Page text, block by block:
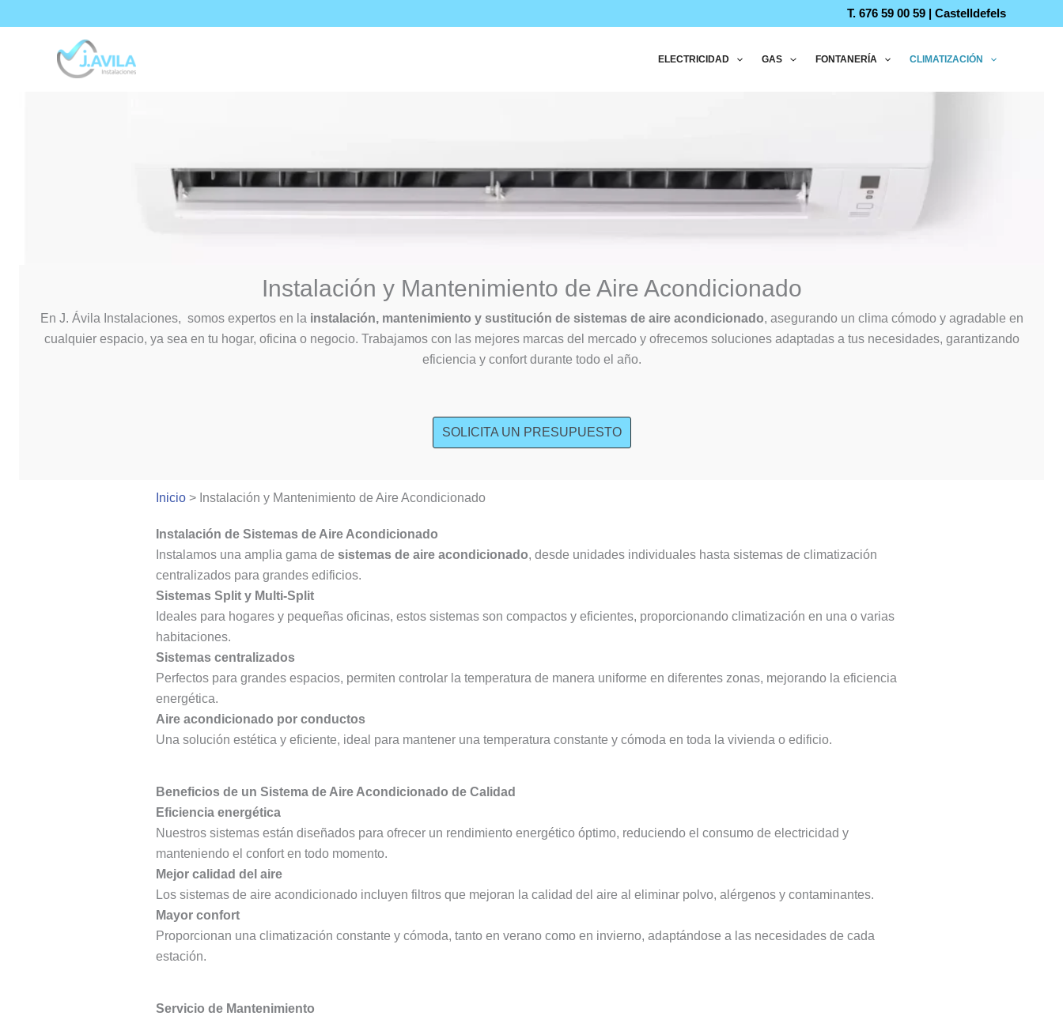
to
T. 676 59 00 59 | Castelldefels
ELECTRICIDAD GAS FONTANERÍA CLIMATIZACIÓN
Instalación y Mantenimiento de Aire Acondicionado
En J. Ávila Instalaciones, somos expertos en la instalación, mantenimiento y sustitución de sistemas de aire acondicionado, asegurando un clima cómodo y agradable en
cualquier espacio, ya sea en tu hogar, oficina o negocio. Trabajamos con las mejores marcas del mercado y ofrecemos soluciones adaptadas a tus necesidades, garantizando
eficiencia y confort durante todo el año.
SOLICITA UN PRESUPUESTO
Inicio > Instalación y Mantenimiento de Aire Acondicionado
Instalación de Sistemas de Aire Acondicionado
Instalamos una amplia gama de sistemas de aire acondicionado, desde unidades individuales hasta sistemas de climatización
centralizados para grandes edificios.
Sistemas Split y Multi-Split
Ideales para hogares y pequeñas oficinas, estos sistemas son compactos y eficientes, proporcionando climatización en una o varias
habitaciones.
Sistemas centralizados
Perfectos para grandes espacios, permiten controlar la temperatura de manera uniforme en diferentes zonas, mejorando la eficiencia
energética.
Aire acondicionado por conductos
Una solución estética y eficiente, ideal para mantener una temperatura constante y cómoda en toda la vivienda o edificio.
Beneficios de un Sistema de Aire Acondicionado de Calidad
Eficiencia energética
Nuestros sistemas están diseñados para ofrecer un rendimiento energético óptimo, reduciendo el consumo de electricidad y
manteniendo el confort en todo momento.
Mejor calidad del aire
Los sistemas de aire acondicionado incluyen filtros que mejoran la calidad del aire al eliminar polvo, alérgenos y contaminantes.
Mayor confort
Proporcionan una climatización constante y cómoda, tanto en verano como en invierno, adaptándose a las necesidades de cada
estación.
Servicio de Mantenimiento